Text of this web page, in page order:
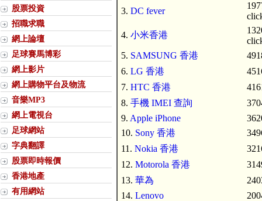
股票投資
招職求職
網上論壇
足球賽馬博彩
網上影片
網上購物平台及物流
音樂MP3
網上電視台
足球網站
字典翻譯
股票即時報價
香港地產
有用網站
3. DC fever
4. 小米香港
5. SAMSUNG 香港
6. LG 香港
7. HTC 香港
8. 手機 IMEI 查詢
9. Apple iPhone
10. Sony 香港
11. Nokia 香港
12. Motorola 香港
13. 華為
14. Lenovo